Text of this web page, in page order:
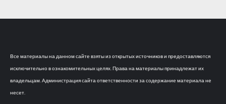
Все материалы на данном сайте взяты из открытых источников и предоставляются
исключительно в ознакомительных целях. Права на материалы принадлежат их
владельцам. Администрация сайта ответственности за содержание материала не
несет.